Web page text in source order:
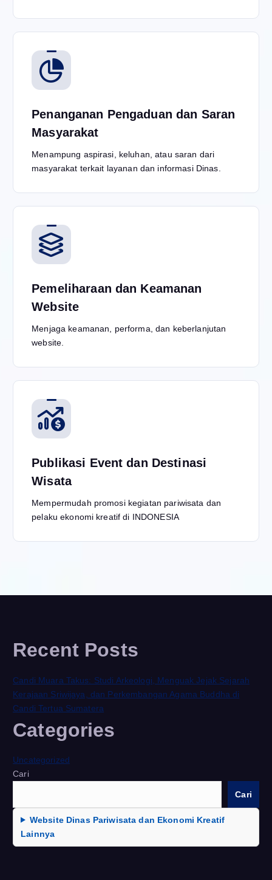
Penanganan Pengaduan dan Saran
Masyarakat
Menampung aspirasi, keluhan, atau saran dari
masyarakat terkait layanan dan informasi Dinas.
Pemeliharaan dan Keamanan
Website
Menjaga keamanan, performa, dan keberlanjutan
website.
Publikasi Event dan Destinasi
Wisata
Mempermudah promosi kegiatan pariwisata dan
pelaku ekonomi kreatif di INDONESIA
Recent Posts
Candi Muara Takus: Studi Arkeologi, Menguak Jejak Sejarah
Kerajaan Sriwijaya, dan Perkembangan Agama Buddha di
Candi Tertua Sumatera
Categories
Uncategorized
Cari
Cari
Website Dinas Pariwisata dan Ekonomi Kreatif
Lainnya